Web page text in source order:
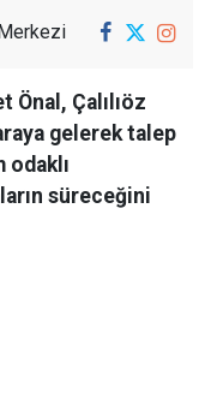
Önal, Çalılıöz
gelerek talep
süreceğini